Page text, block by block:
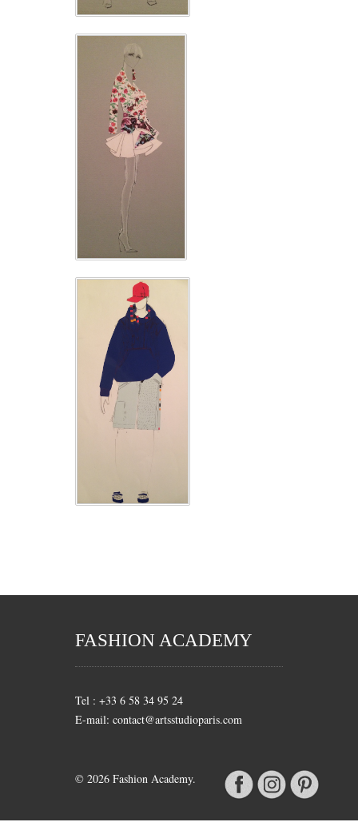
FASHION ACADEMY
Tel : +33 6 58 34 95 24
E-mail: contact@artsstudioparis.com
© 2026 Fashion Academy.